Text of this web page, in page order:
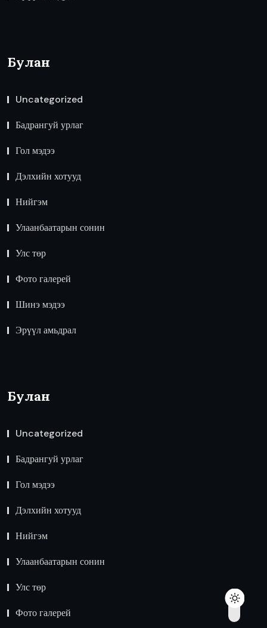
Булан
Uncategorized
Бадрангуй урлаг
Гол мэдээ
Дэлхийн хотууд
Нийгэм
Улаанбаатарын сонин
Улс төр
Фото галерей
Шинэ мэдээ
Эрүүл амьдрал
Булан
Uncategorized
Бадрангуй урлаг
Гол мэдээ
Дэлхийн хотууд
Нийгэм
Улаанбаатарын сонин
Улс төр
Фото галерей